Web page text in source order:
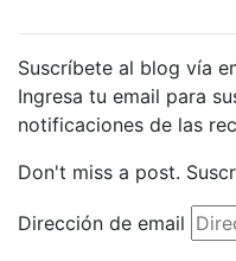
Suscríbete al blog vía
Ingresa tu email para
notificaciones de las
Don't miss a post.
Dirección de email